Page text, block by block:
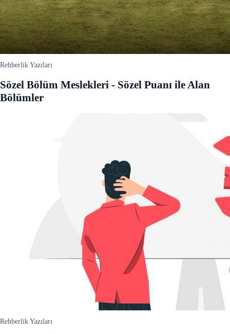
Rehberlik Yazıları
Sözel Bölüm Meslekleri - Sözel Puanı ile Alan
Bölümler
Rehberlik Yazıları